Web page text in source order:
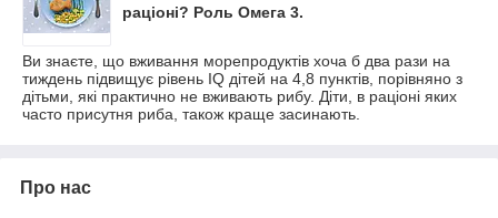
раціоні? Роль Омега 3.
Ви знаєте, що вживання морепродуктів хоча б два рази на
тиждень підвищує рівень IQ дітей на 4,8 пунктів, порівняно з
дітьми, які практично не вживають рибу. Діти, в раціоні яких
часто присутня риба, також краще засинають.
Про нас